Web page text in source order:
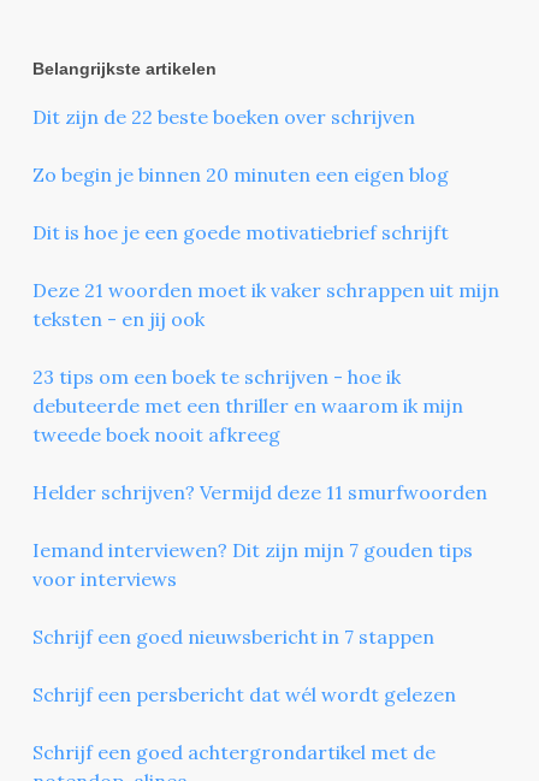
Belangrijkste artikelen
Dit zijn de 22 beste boeken over schrijven
Zo begin je binnen 20 minuten een eigen blog
Dit is hoe je een goede motivatiebrief schrijft
Deze 21 woorden moet ik vaker schrappen uit mijn
teksten - en jij ook
23 tips om een boek te schrijven - hoe ik
debuteerde met een thriller en waarom ik mijn
tweede boek nooit afkreeg
Helder schrijven? Vermijd deze 11 smurfwoorden
Iemand interviewen? Dit zijn mijn 7 gouden tips
voor interviews
Schrijf een goed nieuwsbericht in 7 stappen
Schrijf een persbericht dat wél wordt gelezen
Schrijf een goed achtergrondartikel met de